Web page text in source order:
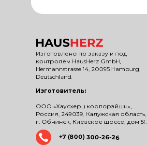
Изготовлено по заказу и под
контролем HausHerz GmbH,
Hermannstrasse 14, 20095 Hamburg,
Deutschland.
+7 (800) 300-26-26
Изготовитель:
ООО «Хаусхерц корпорэйшн»,
Россия, 249039, Калужская область,
г. Обнинск, Киевское шоссе, дом 51.